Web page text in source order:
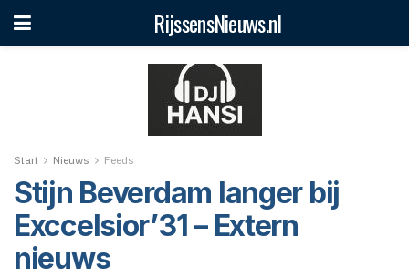
RijssensNieuws.nl
Start Nieuws Feeds
Stijn Beverdam langer bij
Exccelsior’31 – Extern
nieuws